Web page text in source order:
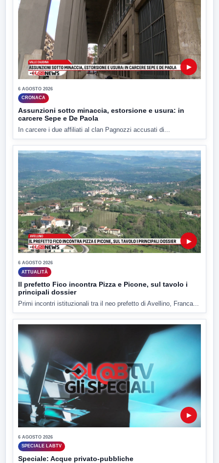
▶
6 AGOSTO 2026
CRONACA
Assunzioni sotto minaccia, estorsione e usura: in
carcere Sepe e De Paola
In carcere i due affiliati al clan Pagnozzi accusati di...
▶
6 AGOSTO 2026
ATTUALITÀ
Il prefetto Fico incontra Pizza e Picone, sul tavolo i
principali dossier
Primi incontri istituzionali tra il neo prefetto di Avellino, Franca...
▶
6 AGOSTO 2026
SPECIALE LABTV
Speciale: Acque privato-pubbliche